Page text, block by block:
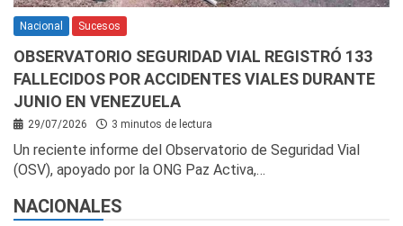
Nacional Sucesos
OBSERVATORIO SEGURIDAD VIAL REGISTRÓ 133
FALLECIDOS POR ACCIDENTES VIALES DURANTE
JUNIO EN VENEZUELA
29/07/2026 3 minutos de lectura
Un reciente informe del Observatorio de Seguridad Vial
(OSV), apoyado por la ONG Paz Activa,…
NACIONALES